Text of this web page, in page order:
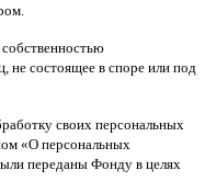
не состоящее в споре или под
своих персональных
«О персональных
переданы Фонду в целях